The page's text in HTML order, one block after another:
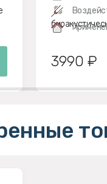
3990 ₽